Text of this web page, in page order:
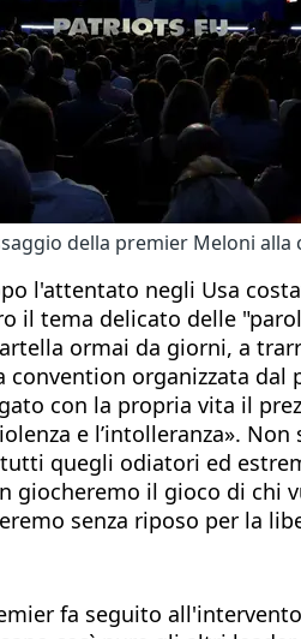
della premier Meloni
l'attentato negli Usa
il tema delicato delle
ormai da giorni, a
organizzata
con la propria vita il
e l’intolleranza».
quegli odiatori ed
giocheremo il gioco di chi
senza riposo per la
fa seguito